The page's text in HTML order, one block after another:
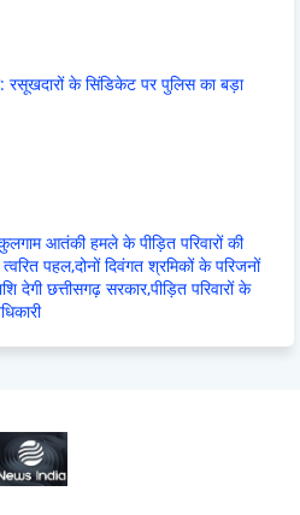
रसूखदारों के सिंडिकेट पर पुलिस का बड़ा
आतंकी हमले के पीड़ित परिवारों की
पहल,दोनों दिवंगत श्रमिकों के परिजनों
छत्तीसगढ़ सरकार,पीड़ित परिवारों के